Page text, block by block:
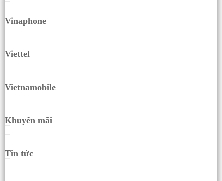
Vinaphone
Viettel
Vietnamobile
Khuyến mãi
Tin tức